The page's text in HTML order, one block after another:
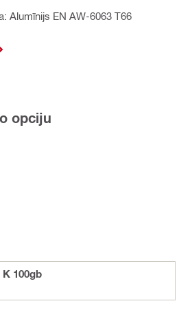
Alumīnijs EN AW-6063 T66
opciju
100gb